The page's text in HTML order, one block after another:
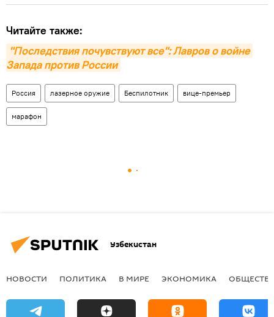
Читайте также:
"Последствия почувствуют все": Лавров о войне
Запада против России
Россия лазерное оружие Беспилотник вице-премьер
марафон
Узбекистан
НОВОСТИ ПОЛИТИКА В МИРЕ ЭКОНОМИКА